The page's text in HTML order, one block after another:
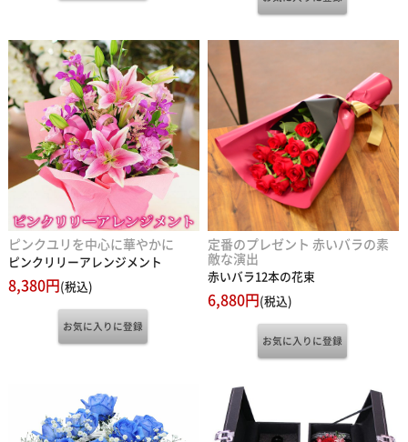
ピンクユリを中心に華やかに
ピンクリリーアレンジメント
8,380円(税込)
定番のプレゼント 赤いバラの素
敵な演出
赤いバラ12本の花束
6,880円(税込)